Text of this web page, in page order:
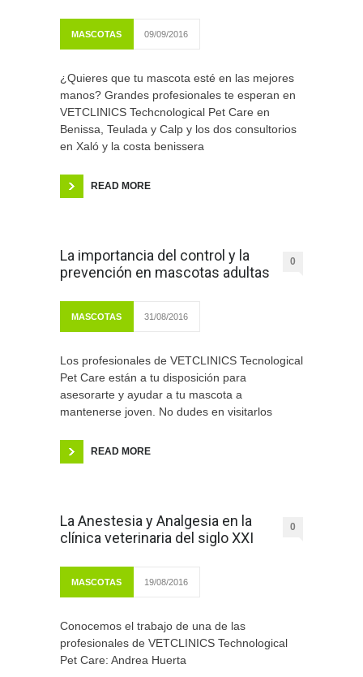
MASCOTAS 09/09/2016
¿Quieres que tu mascota esté en las mejores
manos? Grandes profesionales te esperan en
VETCLINICS Techcnological Pet Care en
Benissa, Teulada y Calp y los dos consultorios
en Xaló y la costa benissera
READ MORE
La importancia del control y la
prevención en mascotas adultas
0
MASCOTAS 31/08/2016
Los profesionales de VETCLINICS Tecnological
Pet Care están a tu disposición para
asesorarte y ayudar a tu mascota a
mantenerse joven. No dudes en visitarlos
READ MORE
La Anestesia y Analgesia en la
clínica veterinaria del siglo XXI
0
MASCOTAS 19/08/2016
Conocemos el trabajo de una de las
profesionales de VETCLINICS Technological
Pet Care: Andrea Huerta